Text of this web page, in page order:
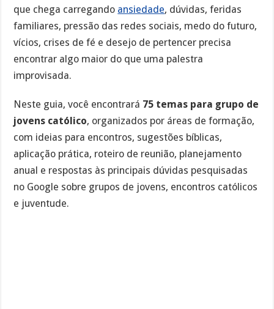
que chega carregando ansiedade, dúvidas, feridas
familiares, pressão das redes sociais, medo do futuro,
vícios, crises de fé e desejo de pertencer precisa
encontrar algo maior do que uma palestra
improvisada.
Neste guia, você encontrará 75 temas para grupo de
jovens católico, organizados por áreas de formação,
com ideias para encontros, sugestões bíblicas,
aplicação prática, roteiro de reunião, planejamento
anual e respostas às principais dúvidas pesquisadas
no Google sobre grupos de jovens, encontros católicos
e juventude.